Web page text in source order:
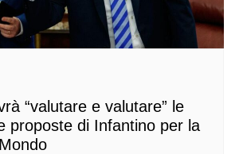
“valutare e valutare” le
proposte di Infantino per la